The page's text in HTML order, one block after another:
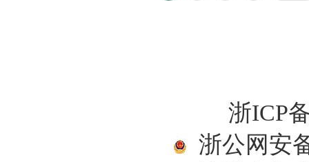
浙ICP
浙公网安